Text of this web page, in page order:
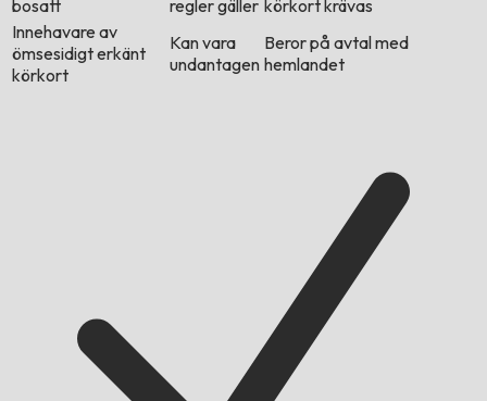
bosatt
regler gäller körkort krävas
Innehavare av
ömsesidigt erkänt
körkort
Kan vara
undantagen
Beror på avtal med
hemlandet